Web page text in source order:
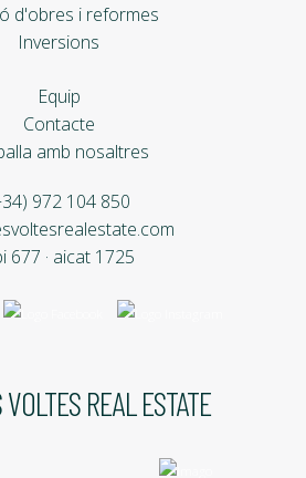
d'obres i reformes
Inversions
Equip
Contacte
amb nosaltres
972 104 850
677 · aicat 1725
REAL ESTATE